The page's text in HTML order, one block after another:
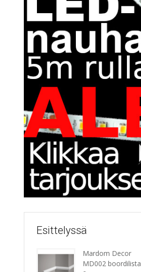
Esittelyssä
Mardom Decor
MD002 boordilista